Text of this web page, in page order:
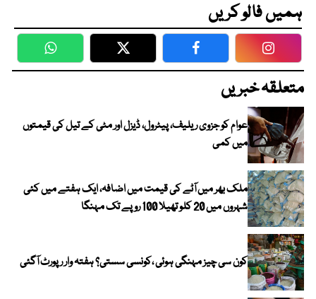
ہمیں فالو کریں
WhatsApp Twitter Facebook
متعلقہ خبریں
عوام کو جزوی ریلیف، پیٹرول، ڈیزل اور مٹی کے تیل کی قیمتوں
میں کمی
ملک بھر میں آٹے کی قیمت میں اضافہ، ایک ہفتے میں کئی
شہروں میں 20 کلو تھیلا 100 روپے تک مہنگا
کون سی چیز مہنگی ہوئی ،کونسی سستی؟ ہفتہ وار رپورٹ آگئی